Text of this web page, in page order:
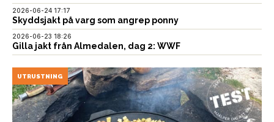
2026-06-24 17:17
Skyddsjakt på varg som angrep ponny
2026-06-23 18:26
Gilla jakt från Almedalen, dag 2: WWF
UTRUSTNING